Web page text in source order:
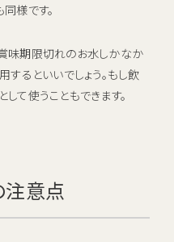
様です。
味期限切れのお水しかなか
するといいでしょう。もし飲
て使うこともできます。
注意点